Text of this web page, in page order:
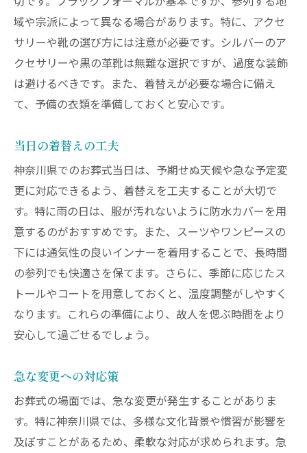
域や宗派によって異なる場合があります。特に、アクセ
サリーや靴の選び方には注意が必要です。シルバーのア
クセサリーや黒の革靴は無難な選択ですが、過度な装飾
は避けるべきです。また、着替えが必要な場合に備え
て、予備の衣類を準備しておくと安心です。
当日の着替えの工夫
神奈川県でのお葬式当日は、予期せぬ天候や急な予定変
更に対応できるよう、着替えを工夫することが大切で
す。特に雨の日は、服が汚れないように防水カバーを用
意するのがおすすめです。また、スーツやワンピースの
下には通気性の良いインナーを着用することで、長時間
の参列でも快適さを保てます。さらに、季節に応じたス
トールやコートを用意しておくと、温度調整がしやすく
なります。これらの準備により、故人を偲ぶ時間をより
安心して過ごせるでしょう。
急な変更への対応策
お葬式の場面では、急な変更が発生することがありま
す。特に神奈川県では、多様な文化背景や慣習が影響を
及ぼすことがあるため、柔軟な対応が求められます。急